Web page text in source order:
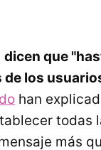
dicen que
los
han
todas
más